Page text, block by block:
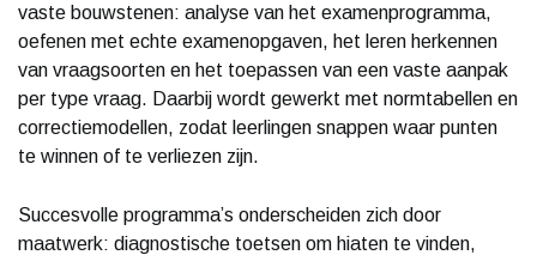
vaste bouwstenen: analyse van het examenprogramma,
oefenen met echte examenopgaven, het leren herkennen
van vraagsoorten en het toepassen van een vaste aanpak
per type vraag. Daarbij wordt gewerkt met normtabellen en
correctiemodellen, zodat leerlingen snappen waar punten
te winnen of te verliezen zijn.
Succesvolle programma’s onderscheiden zich door
maatwerk: diagnostische toetsen om hiaten te vinden,